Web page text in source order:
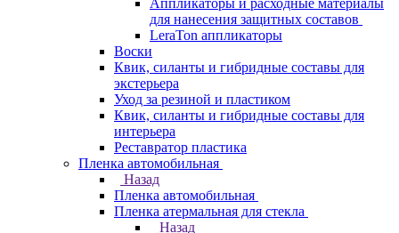
Аппликаторы и расходные материалы
для нанесения защитных составов
LeraTon аппликаторы
Воски
Квик, силанты и гибридные составы для
экстерьера
Уход за резиной и пластиком
Квик, силанты и гибридные составы для
интерьера
Реставратор пластика
Пленка автомобильная
Назад
Пленка автомобильная
Пленка атермальная для стекла
Назад